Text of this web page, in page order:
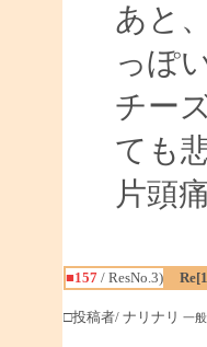
あと
っぽ
チー
ても
片頭
■157/ ResNo.3)
□投稿者/ ナリナリ 一